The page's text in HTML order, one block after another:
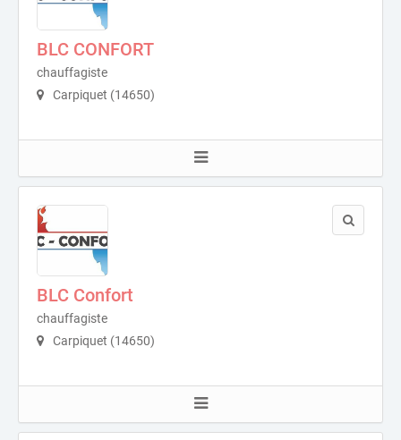
BLC CONFORT
chauffagiste
Carpiquet (14650)
BLC Confort
chauffagiste
Carpiquet (14650)